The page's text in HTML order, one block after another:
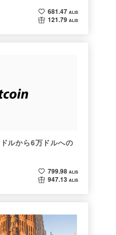
681.47 ALIS
121.79 ALIS
ルから6万ドルへの
799.98 ALIS
947.13 ALIS